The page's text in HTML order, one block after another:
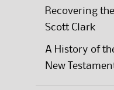
Recovering
Scott Clark
A History of
New